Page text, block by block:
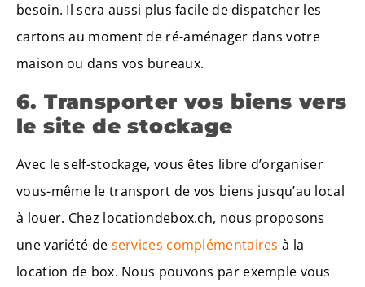
besoin. Il sera aussi plus facile de dispatcher les
cartons au moment de ré-aménager dans votre
maison ou dans vos bureaux.
6. Transporter vos biens vers
le site de stockage
Avec le self-stockage, vous êtes libre d’organiser
vous-même le transport de vos biens jusqu’au local
à louer. Chez locationdebox.ch, nous proposons
une variété de services complémentaires à la
location de box. Nous pouvons par exemple vous